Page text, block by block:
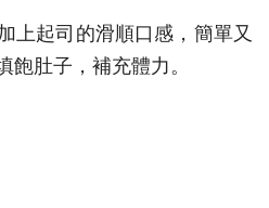
上起司的滑順口感，簡單又
飽肚子，補充體力。